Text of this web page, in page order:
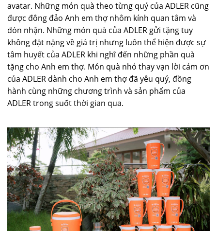
avatar. Những món quà theo từng quý của ADLER cũng
được đông đảo Anh em thợ nhôm kính quan tâm và
đón nhận. Những món quà của ADLER gửi tặng tuy
không đặt nặng về giá trị nhưng luôn thể hiện được sự
tâm huyết của ADLER khi nghĩ đến những phần quà
tặng cho Anh em thợ. Món quà nhỏ thay vạn lời cảm ơn
của ADLER dành cho Anh em thợ đã yêu quý, đồng
hành cùng những chương trình và sản phẩm của
ADLER trong suốt thời gian qua.